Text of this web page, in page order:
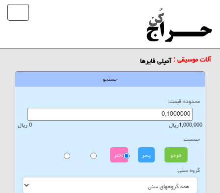
آلات موسیقی :آمپلی فایرها
جستجو
محدوده قیمت:
1,000,000ریال 0 ریال
جنسیت:
هردو پسر دختر
گروه سنی: